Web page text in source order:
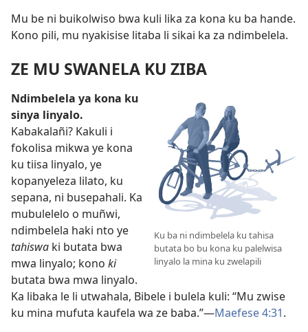
Mu be ni buikolwiso bwa kuli lika za kona ku ba hande.
Kono pili, mu nyakisise litaba li sikai ka za ndimbelela.
ZE MU SWANELA KU ZIBA
Ku ba ni ndimbelela ku tahisa
butata bo bu kona ku palelwisa
linyalo la mina ku zwelapili
Ndimbelela ya kona ku
sinya linyalo.
Kabakalañi? Kakuli i
fokolisa mikwa ye kona
ku tiisa linyalo, ye
kopanyeleza lilato, ku
sepana, ni busepahali. Ka
mubulelelo o muñwi,
ndimbelela haki nto ye
tahiswa ki butata bwa
mwa linyalo; kono ki
butata bwa mwa linyalo.
Ka libaka le li utwahala, Bibele i bulela kuli: “Mu zwise
ku mina mufuta kaufela wa ze baba.”—Maefese 4:31.